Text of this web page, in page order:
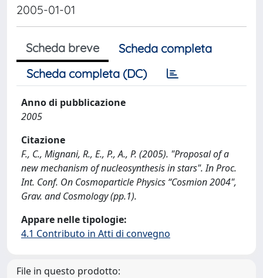
2005-01-01
Scheda breve
Scheda completa
Scheda completa (DC)
Anno di pubblicazione
2005
Citazione
F., C., Mignani, R., E., P., A., P. (2005). "Proposal of a
new mechanism of nucleosynthesis in stars". In Proc.
Int. Conf. On Cosmoparticle Physics “Cosmion 2004",
Grav. and Cosmology (pp.1).
Appare nelle tipologie:
4.1 Contributo in Atti di convegno
File in questo prodotto: